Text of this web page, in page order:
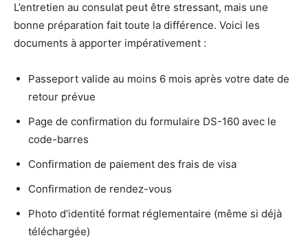
L’entretien au consulat peut être stressant, mais une
bonne préparation fait toute la différence. Voici les
documents à apporter impérativement :
Passeport valide au moins 6 mois après votre date de
retour prévue
Page de confirmation du formulaire DS-160 avec le
code-barres
Confirmation de paiement des frais de visa
Confirmation de rendez-vous
Photo d’identité format réglementaire (même si déjà
téléchargée)